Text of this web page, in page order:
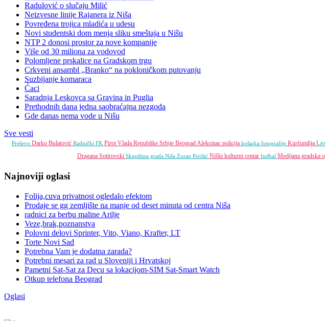
Radulović o slučaju Milić
Neizvesne linije Rajanera iz Niša
Povređena trojica mladića u udesu
Novi studentski dom menja sliku smeštaja u Nišu
NTP 2 donosi prostor za nove kompanije
Više od 30 miliona za vodovod
Polomljene prskalice na Gradskom trgu
Crkveni ansambl „Branko“ na pokloničkom putovanju
Suzbijanje komaraca
Ćaci
Saradnja Leskovca sa Gravina in Puglia
Prethodnih dana jedna saobraćajna nezgoda
Gde danas nema vode u Nišu
Sve vesti
Preševo Darko Bulatović Radnički FK PirotVlada Republike Srbije BeogradAleksinac policija košarka fotografije Kuršumlija
Dragana Sotirovski Skupština grada Niša Zoran Perišić Niški kulturni centar fudbal Medijana gradska
Najnoviji oglasi
Folija,cuva privatnost ogledalo efektom
Prodaje se gg zemljište na manje od deset minuta od centra Niša
radnici za berbu maline Arilje
Veze,brak,poznanstva
Polovni delovi Sprinter, Vito, Viano, Krafter, LT
Torte Novi Sad
Potrebna Vam je dodatna zarada?
Potrebni mesari za rad u Sloveniji i Hrvatskoj
Pametni Sat-Sat za Decu sa lokacijom-SIM Sat-Smart Watch
Otkup telefona Beograd
Oglasi